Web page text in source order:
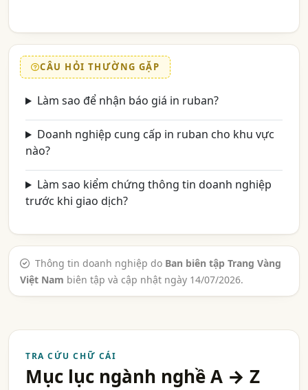
CÂU HỎI THƯỜNG GẶP
Làm sao để nhận báo giá in ruban?
Doanh nghiệp cung cấp in ruban cho khu vực
nào?
Làm sao kiểm chứng thông tin doanh nghiệp
trước khi giao dịch?
Thông tin doanh nghiệp do Ban biên tập Trang Vàng
Việt Nam biên tập và cập nhật ngày 14/07/2026.
TRA CỨU CHỮ CÁI
Mục lục ngành nghề A → Z